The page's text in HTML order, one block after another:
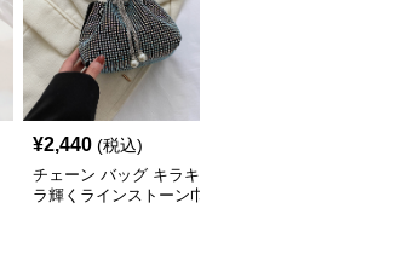
¥2,440 (税込)
チェーン バッグ キラキ
ラ輝くラインストーン巾